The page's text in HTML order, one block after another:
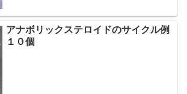
アナボリックステロイドのサイクル例
１０個